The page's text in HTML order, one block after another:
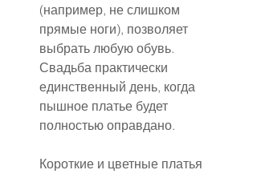
(например, не слишком
прямые ноги), позволяет
выбрать любую обувь.
Свадьба практически
единственный день, когда
пышное платье будет
полностью оправдано.
Короткие и цветные платья